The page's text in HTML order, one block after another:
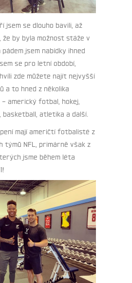
jsem se dlouho bavili, až
by byla možnost stáže v
jsem nabídky ihned
se pro letní období,
zde můžete najít nejvyšší
a to hned z několika
americký fotbal, hokej,
atletika a další.
mají američtí fotbalisté z
týmů NFL, primárně však z
jsme během léta